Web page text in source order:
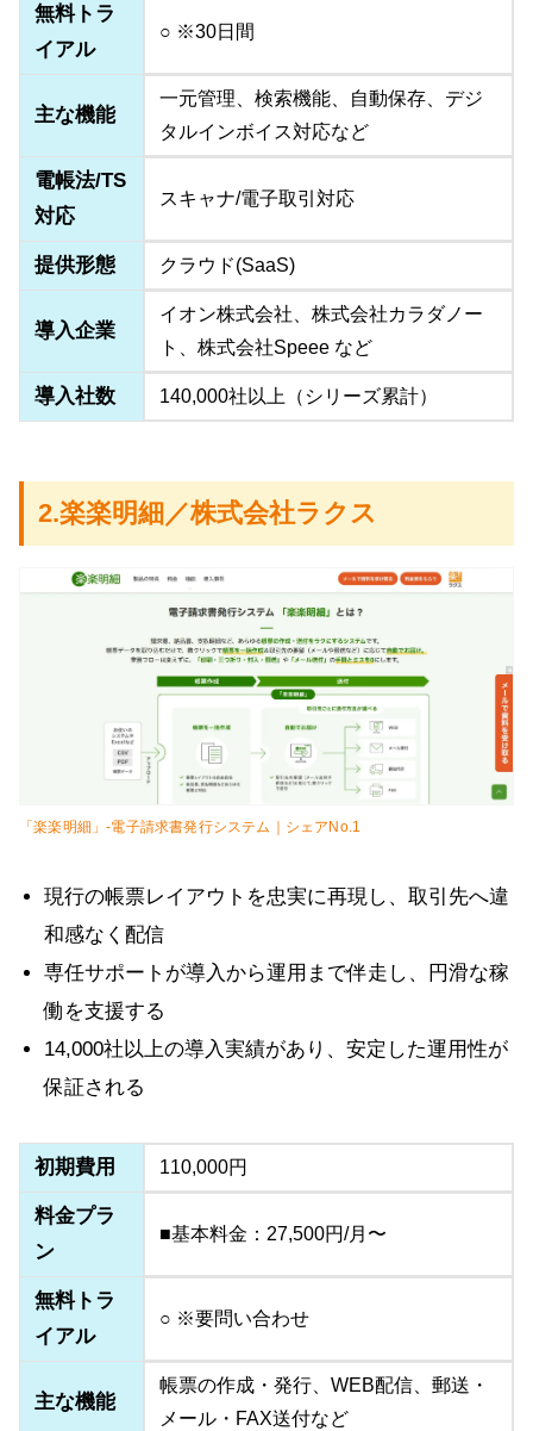
無料トラ
イアル
○ ※30日間
主な機能
一元管理、検索機能、自動保存、デジ
タルインボイス対応など
電帳法/TS
対応
スキャナ/電子取引対応
提供形態 クラウド(SaaS)
導入企業
イオン株式会社、株式会社カラダノー
ト、株式会社Speee など
導入社数 140,000社以上（シリーズ累計）
2.楽楽明細／株式会社ラクス
「楽楽明細」-電子請求書発行システム｜シェアNo.1
現行の帳票レイアウトを忠実に再現し、取引先へ違
和感なく配信
専任サポートが導入から運用まで伴走し、円滑な稼
働を支援する
14,000社以上の導入実績があり、安定した運用性が
保証される
初期費用 110,000円
料金プラ
ン
■基本料金：27,500円/月〜
無料トラ
イアル
○ ※要問い合わせ
主な機能
帳票の作成・発行、WEB配信、郵送・
メール・FAX送付など